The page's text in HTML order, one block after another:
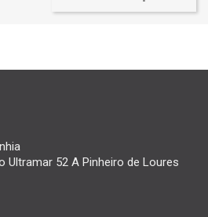
Ultramar 52 A Pinheiro de Loures